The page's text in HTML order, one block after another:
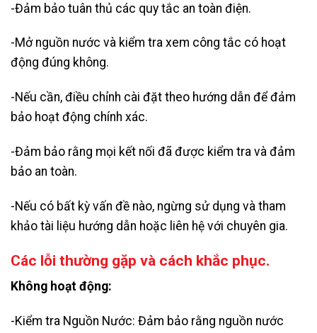
-Đảm bảo tuân thủ các quy tắc an toàn điện.
-Mở nguồn nước và kiểm tra xem công tắc có hoạt
động đúng không.
-Nếu cần, điều chỉnh cài đặt theo hướng dẫn để đảm
bảo hoạt động chính xác.
-Đảm bảo rằng mọi kết nối đã được kiểm tra và đảm
bảo an toàn.
-Nếu có bất kỳ vấn đề nào, ngừng sử dụng và tham
khảo tài liệu hướng dẫn hoặc liên hệ với chuyên gia.
Các lỗi thường gặp và cách khắc phục.
Không hoạt động:
-Kiểm tra Nguồn Nước: Đảm bảo rằng nguồn nước